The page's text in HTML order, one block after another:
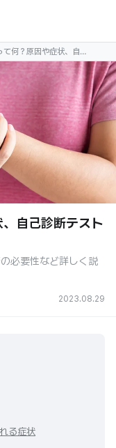
て何？原因や症状、自己
介します
自己診断テスト
必要性など詳しく説
2023.08.29
る症状